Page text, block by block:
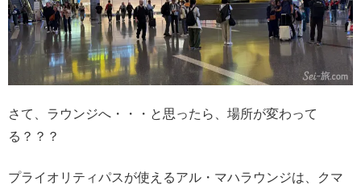
さて、ラウンジへ・・・と思ったら、場所が変わって
る？？？
プライオリティパスが使えるアル・マハラウンジは、クマ